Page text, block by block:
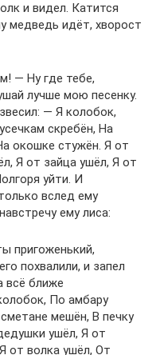
и видел. Катится
медведь идёт, хворост
— Ну где тебе,
лучше мою песенку.
— Я колобок,
скребён, На
окошке стужён. Я от
Я от зайца ушёл, Я от
уйти. И
вслед ему
ему лиса:
пригоженький,
похвалили, и запел
всё ближе
По амбару
мешён, В печку
ушёл, Я от
от волка ушёл, От